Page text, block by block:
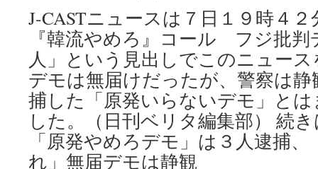
ル
J-CASTニュースは７日１９時４
『韓流やめろ』コール フジ批判
人」という見出しでこのニュー
デモは無届けだったが、警察は
捕した「原発いらないデモ」と
した。（日刊ベリタ編集部） 続
「原発やめろデモ」は３人逮捕
れ」無届デモは静観